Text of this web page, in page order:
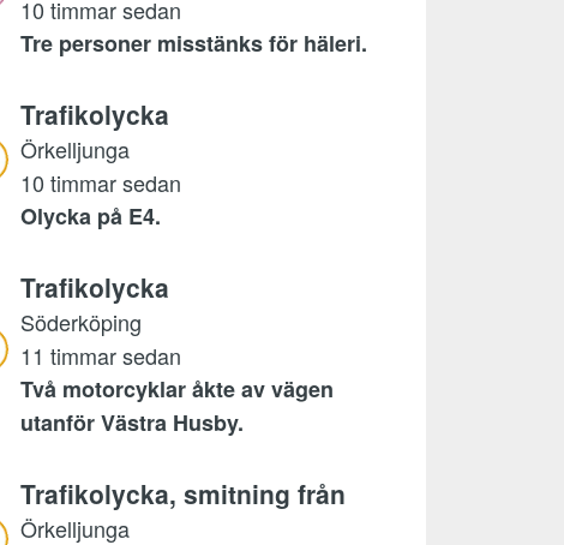
10 timmar sedan
Tre personer misstänks för häleri.
Trafikolycka
Örkelljunga
10 timmar sedan
Olycka på E4.
Trafikolycka
Söderköping
11 timmar sedan
Två motorcyklar åkte av vägen
utanför Västra Husby.
Trafikolycka, smitning från
Örkelljunga